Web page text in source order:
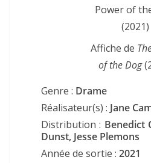
Affiche de
of the Dog
Genre : Drame
Réalisateur(s) : Jane
Distribution : Benedict
Dunst, Jesse Plemons
Année de sortie : 2021